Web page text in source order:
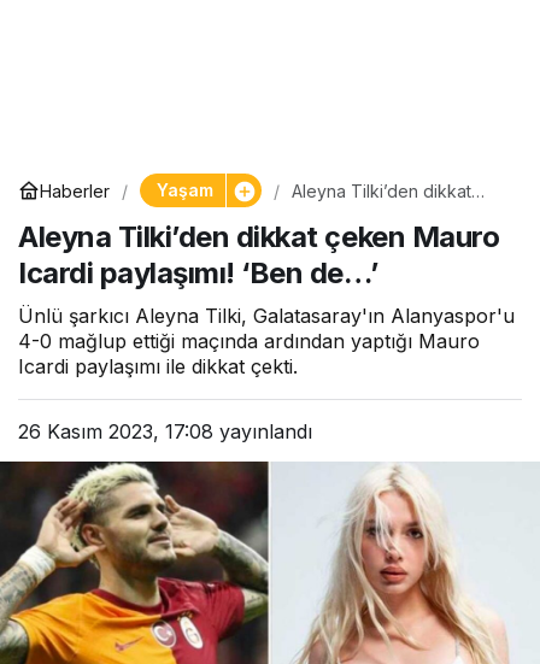
Haberler Yaşam
Aleyna Tilki’den dikkat
paylaşımı! ‘Ben de…’
Aleyna Tilki’den dikkat çeken Mauro
Icardi paylaşımı! ‘Ben de…’
Ünlü şarkıcı Aleyna Tilki, Galatasaray'ın Alanyaspor'u
4-0 mağlup ettiği maçında ardından yaptığı Mauro
Icardi paylaşımı ile dikkat çekti.
26 Kasım 2023, 17:08 yayınlandı